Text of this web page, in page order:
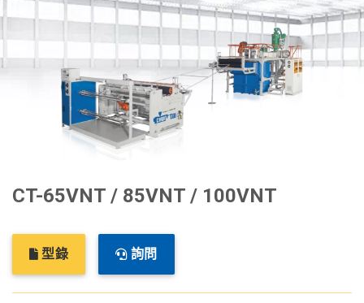
CT-65VNT / 85VNT / 100VNT
型錄 詢問